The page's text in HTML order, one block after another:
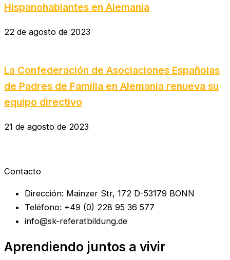
Hispanohablantes en Alemania
22 de agosto de 2023
La Confederación de Asociaciones Españolas
de Padres de Familia en Alemania renueva su
equipo directivo
21 de agosto de 2023
Contacto
Dirección: Mainzer Str, 172 D-53179 BONN
Teléfono: +49 (0) 228 95 36 577
info@sk-referatbildung.de
Aprendiendo juntos a vivir